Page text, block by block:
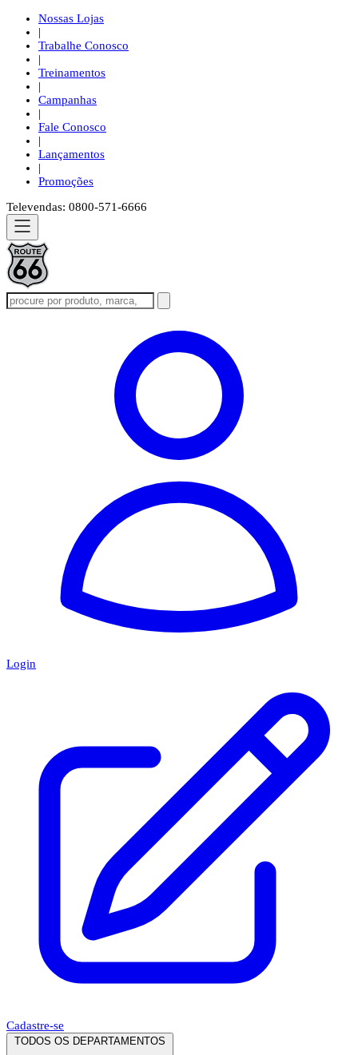
Nossas Lojas
|
Trabalhe Conosco
|
Treinamentos
|
Campanhas
|
Fale Conosco
|
Lançamentos
|
Promoções
Televendas: 0800-571-6666
Login
Cadastre-se
TODOS OS DEPARTAMENTOS